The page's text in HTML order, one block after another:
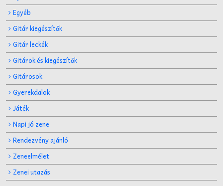
Egyéb
Gitár kiegészítők
Gitár leckék
Gitárok és kiegészítők
Gitárosok
Gyerekdalok
Játék
Napi jó zene
Rendezvény ajánló
Zeneelmélet
Zenei utazás